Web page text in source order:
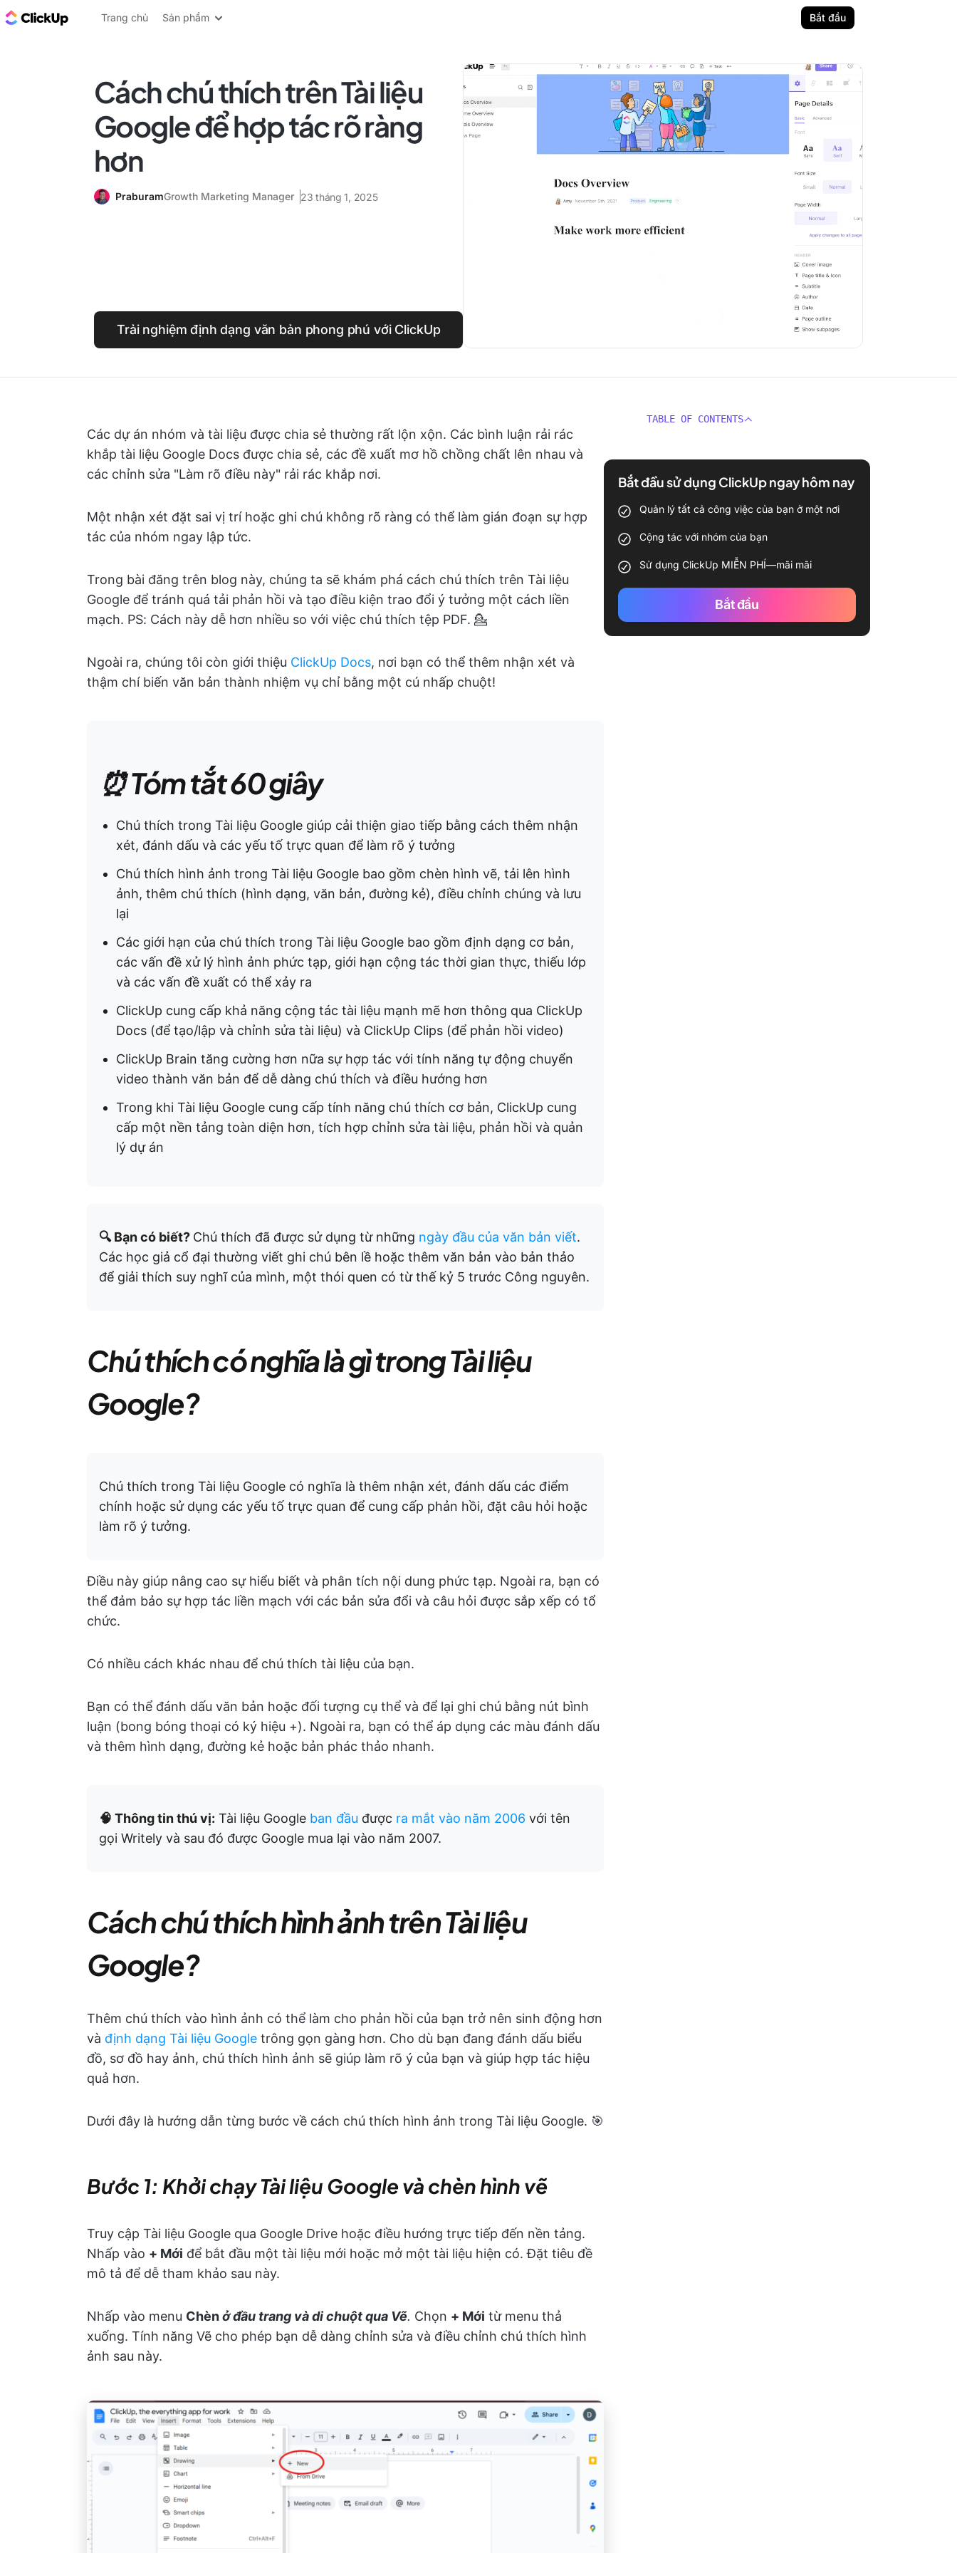
ClickUp Blog
Trang chủ Sản phẩm Bắt đầu
Cách chú thích trên Tài liệu
Google để hợp tác rõ ràng
hơn
PraburamGrowth Marketing Manager 23 tháng 1, 2025
Trải nghiệm định dạng văn bản phong phú với ClickUp
Các dự án nhóm và tài liệu được chia sẻ thường rất lộn xộn. Các bình luận rải rác
khắp tài liệu Google Docs được chia sẻ, các đề xuất mơ hồ chồng chất lên nhau và
các chỉnh sửa "Làm rõ điều này" rải rác khắp nơi.
Một nhận xét đặt sai vị trí hoặc ghi chú không rõ ràng có thể làm gián đoạn sự hợp
tác của nhóm ngay lập tức.
Trong bài đăng trên blog này, chúng ta sẽ khám phá cách chú thích trên Tài liệu
Google để tránh quá tải phản hồi và tạo điều kiện trao đổi ý tưởng một cách liền
mạch. PS: Cách này dễ hơn nhiều so với việc chú thích tệp PDF. 💁
Ngoài ra, chúng tôi còn giới thiệu ClickUp Docs, nơi bạn có thể thêm nhận xét và
thậm chí biến văn bản thành nhiệm vụ chỉ bằng một cú nhấp chuột!
⏰ Tóm tắt 60 giây
Chú thích trong Tài liệu Google giúp cải thiện giao tiếp bằng cách thêm nhận
xét, đánh dấu và các yếu tố trực quan để làm rõ ý tưởng
Chú thích hình ảnh trong Tài liệu Google bao gồm chèn hình vẽ, tải lên hình
ảnh, thêm chú thích (hình dạng, văn bản, đường kẻ), điều chỉnh chúng và lưu
lại
Các giới hạn của chú thích trong Tài liệu Google bao gồm định dạng cơ bản,
các vấn đề xử lý hình ảnh phức tạp, giới hạn cộng tác thời gian thực, thiếu lớp
và các vấn đề xuất có thể xảy ra
ClickUp cung cấp khả năng cộng tác tài liệu mạnh mẽ hơn thông qua ClickUp
Docs (để tạo/lập và chỉnh sửa tài liệu) và ClickUp Clips (để phản hồi video)
ClickUp Brain tăng cường hơn nữa sự hợp tác với tính năng tự động chuyển
video thành văn bản để dễ dàng chú thích và điều hướng hơn
Trong khi Tài liệu Google cung cấp tính năng chú thích cơ bản, ClickUp cung
cấp một nền tảng toàn diện hơn, tích hợp chỉnh sửa tài liệu, phản hồi và quản
lý dự án
🔍 Bạn có biết? Chú thích đã được sử dụng từ những ngày đầu của văn bản viết.
Các học giả cổ đại thường viết ghi chú bên lề hoặc thêm văn bản vào bản thảo
để giải thích suy nghĩ của mình, một thói quen có từ thế kỷ 5 trước Công nguyên.
Chú thích có nghĩa là gì trong Tài liệu
Google?
Chú thích trong Tài liệu Google có nghĩa là thêm nhận xét, đánh dấu các điểm
chính hoặc sử dụng các yếu tố trực quan để cung cấp phản hồi, đặt câu hỏi hoặc
làm rõ ý tưởng.
Điều này giúp nâng cao sự hiểu biết và phân tích nội dung phức tạp. Ngoài ra, bạn có
thể đảm bảo sự hợp tác liền mạch với các bản sửa đổi và câu hỏi được sắp xếp có tổ
chức.
Có nhiều cách khác nhau để chú thích tài liệu của bạn.
Bạn có thể đánh dấu văn bản hoặc đối tượng cụ thể và để lại ghi chú bằng nút bình
luận (bong bóng thoại có ký hiệu +). Ngoài ra, bạn có thể áp dụng các màu đánh dấu
và thêm hình dạng, đường kẻ hoặc bản phác thảo nhanh.
🧠 Thông tin thú vị: Tài liệu Google ban đầu được ra mắt vào năm 2006 với tên
gọi Writely và sau đó được Google mua lại vào năm 2007.
Cách chú thích hình ảnh trên Tài liệu
Google?
Thêm chú thích vào hình ảnh có thể làm cho phản hồi của bạn trở nên sinh động hơn
và định dạng Tài liệu Google trông gọn gàng hơn. Cho dù bạn đang đánh dấu biểu
đồ, sơ đồ hay ảnh, chú thích hình ảnh sẽ giúp làm rõ ý của bạn và giúp hợp tác hiệu
quả hơn.
Dưới đây là hướng dẫn từng bước về cách chú thích hình ảnh trong Tài liệu Google. 🎯
Bước 1: Khởi chạy Tài liệu Google và chèn hình vẽ
Truy cập Tài liệu Google qua Google Drive hoặc điều hướng trực tiếp đến nền tảng.
Nhấp vào + Mới để bắt đầu một tài liệu mới hoặc mở một tài liệu hiện có. Đặt tiêu đề
mô tả để dễ tham khảo sau này.
Nhấp vào menu Chènở đầu trang và di chuột qua Vẽ. Chọn + Mới từ menu thả
xuống. Tính năng Vẽ cho phép bạn dễ dàng chỉnh sửa và điều chỉnh chú thích hình
ảnh sau này.
TABLE OF CONTENTS
Bắt đầu sử dụng ClickUp ngay hôm nay
Quản lý tất cả công việc của bạn ở một nơi
Cộng tác với nhóm của bạn
Sử dụng ClickUp MIỄN PHÍ—mãi mãi
Bắt đầu